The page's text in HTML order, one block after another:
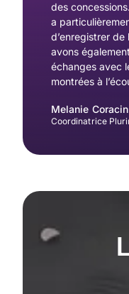
des
a
d’enregistrer
avons
échanges avec
montrées à
Melanie Coracin
Coordinatrice